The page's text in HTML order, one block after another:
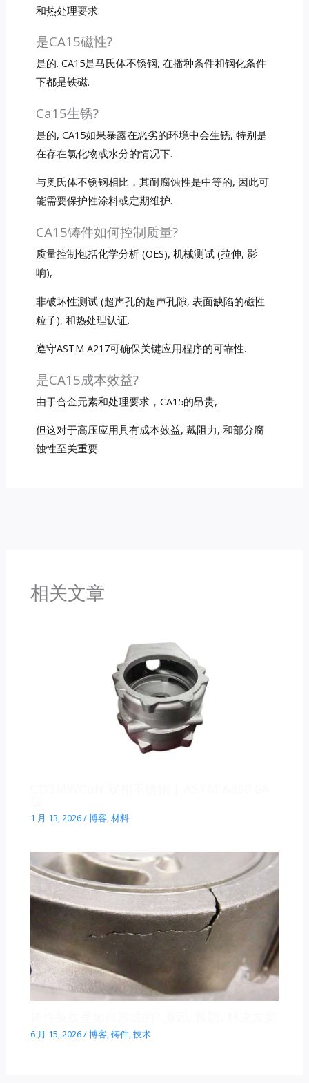
和热处理要求.
是CA15磁性?
是的. CA15是马氏体不锈钢, 在播种条件和钢化条件
下都是铁磁.
Ca15生锈?
是的, CA15如果暴露在恶劣的环境中会生锈, 特别是
在存在氯化物或水分的情况下.
与奥氏体不锈钢相比，其耐腐蚀性是中等的, 因此可
能需要保护性涂料或定期维护.
CA15铸件如何控制质量?
质量控制包括化学分析 (OES), 机械测试 (拉伸, 影
响),
非破坏性测试 (超声孔的超声孔隙, 表面缺陷的磁性
粒子), 和热处理认证.
遵守ASTM A217可确保关键应用程序的可靠性.
是CA15成本效益?
由于合金元素和处理要求，CA15的昂贵,
但这对于高压应用具有成本效益, 戴阻力, 和部分腐
蚀性至关重要.
相关文章
1 月 13, 2026/博客,材料
6 月 15, 2026/博客 ,铸件 ,技术